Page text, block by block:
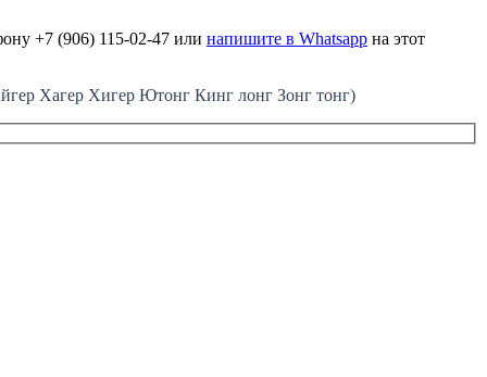
+7 (906) 115-02-47 или напишите в Whatsapp на этот
Хагер Хигер Ютонг Кинг лонг Зонг тонг)